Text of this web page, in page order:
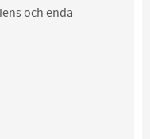
och enda